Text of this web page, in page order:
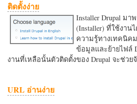
ติดตั้งง่าย
Installer Drupal ม
(Installer) ที่ใช้งาน
ความรู้ทางเทคนิค
ข้อมูลและย้ายไฟล์
งานที่เหลือนั้นตัวติดตั้งของ Drupal จะช่ว
URL อ่านง่าย